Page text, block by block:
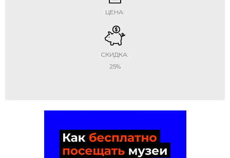
ЦЕНА:
СКИДКА:
25%